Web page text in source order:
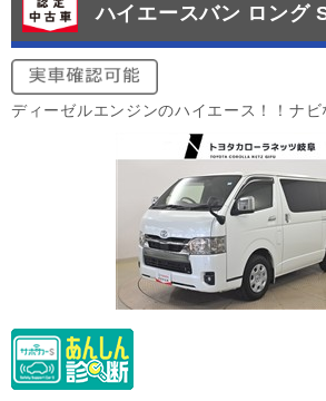
ハイエースバン ロング
ディーゼルエンジンのハイエース！！ナビ